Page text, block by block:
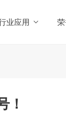
业应用
！